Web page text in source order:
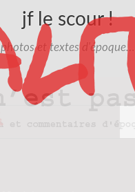
jf le scour !
photos et textes d'époque…